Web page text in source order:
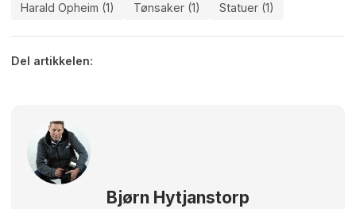
Harald Opheim (1)
Tønsaker (1) Statuer (1)
Del artikkelen:
Bjørn Hytjanstorp